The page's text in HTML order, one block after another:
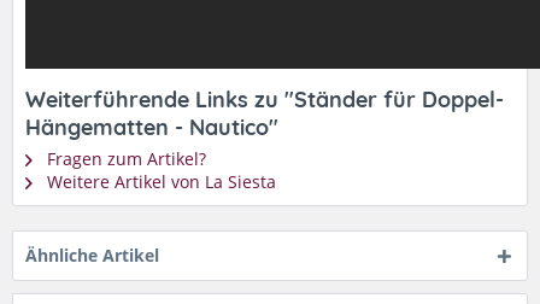
Weiterführende Links zu "Ständer für Doppel-
Hängematten - Nautico"
Fragen zum Artikel?
Weitere Artikel von La Siesta
Ähnliche Artikel